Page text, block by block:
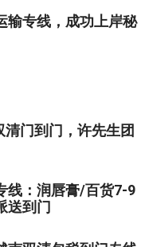
输专线，成功上岸秘
清门到门，许先生团
线：润唇膏/百货7-9
送到门